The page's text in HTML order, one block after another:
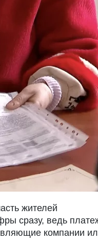
жителей
сразу, ведь
компании